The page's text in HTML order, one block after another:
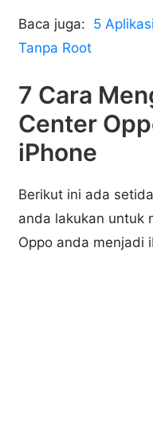
Baca juga: 5
Tanpa Root
7 Cara
Center
iPhone
Berikut ini ada
anda lakukan untuk
Oppo anda menjadi